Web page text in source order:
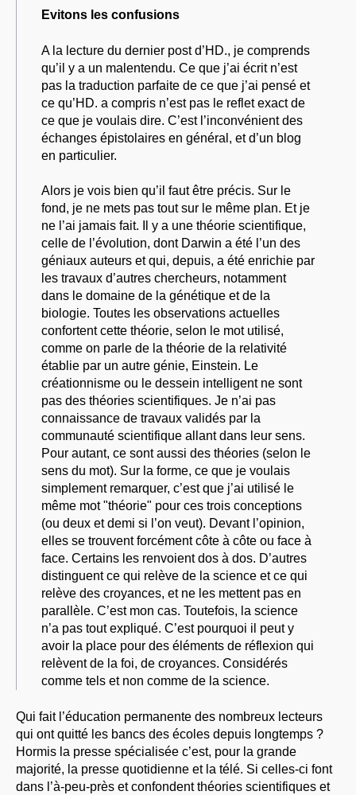
Evitons les confusions
A la lecture du dernier post d’HD., je comprends
qu’il y a un malentendu. Ce que j’ai écrit n’est
pas la traduction parfaite de ce que j’ai pensé et
ce qu’HD. a compris n’est pas le reflet exact de
ce que je voulais dire. C’est l’inconvénient des
échanges épistolaires en général, et d’un blog
en particulier.
Alors je vois bien qu’il faut être précis. Sur le
fond, je ne mets pas tout sur le même plan. Et je
ne l’ai jamais fait. Il y a une théorie scientifique,
celle de l’évolution, dont Darwin a été l’un des
géniaux auteurs et qui, depuis, a été enrichie par
les travaux d’autres chercheurs, notamment
dans le domaine de la génétique et de la
biologie. Toutes les observations actuelles
confortent cette théorie, selon le mot utilisé,
comme on parle de la théorie de la relativité
établie par un autre génie, Einstein. Le
créationnisme ou le dessein intelligent ne sont
pas des théories scientifiques. Je n’ai pas
connaissance de travaux validés par la
communauté scientifique allant dans leur sens.
Pour autant, ce sont aussi des théories (selon le
sens du mot). Sur la forme, ce que je voulais
simplement remarquer, c’est que j’ai utilisé le
même mot "théorie" pour ces trois conceptions
(ou deux et demi si l’on veut). Devant l’opinion,
elles se trouvent forcément côte à côte ou face à
face. Certains les renvoient dos à dos. D’autres
distinguent ce qui relève de la science et ce qui
relève des croyances, et ne les mettent pas en
parallèle. C’est mon cas. Toutefois, la science
n’a pas tout expliqué. C’est pourquoi il peut y
avoir la place pour des éléments de réflexion qui
relèvent de la foi, de croyances. Considérés
comme tels et non comme de la science.
Qui fait l’éducation permanente des nombreux lecteurs
qui ont quitté les bancs des écoles depuis longtemps ?
Hormis la presse spécialisée c’est, pour la grande
majorité, la presse quotidienne et la télé. Si celles-ci font
dans l’à-peu-près et confondent théories scientifiques et